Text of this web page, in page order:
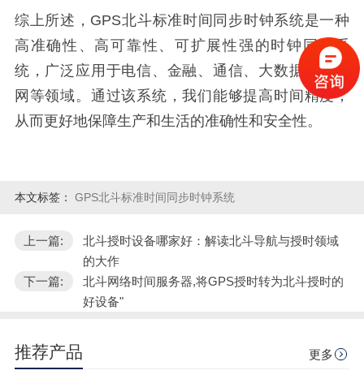
综上所述，GPS北斗标准时间同步时钟系统是一种
高准确性、高可靠性、可扩展性强的时钟同步系
统，广泛应用于电信、金融、通信、大数据、物联
网等领域。通过该系统，我们能够提高时间精度，
从而更好地保障生产和生活的准确性和安全性。
本文标签： GPS北斗标准时间同步时钟系统
上一篇:
北斗授时设备哪家好：解读北斗导航与授时领域
的大作
下一篇:
北斗网络时间服务器,将GPS授时转为北斗授时的
好设备"
推荐产品 更多